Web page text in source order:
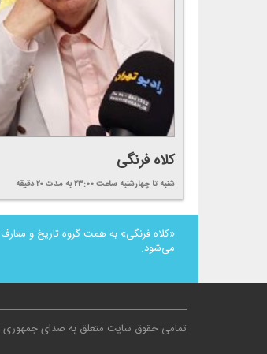
كلاه فرنگی
شنبه تا چهارشنبهساعت ۲۳:۰۰ به مدت ۲۰ دقیقه
«كلاه فرنگی» به همت گروه تاریخ و معارف
می‌شود.
تمامی حقوق سایت متعلق به صدای جمهوری